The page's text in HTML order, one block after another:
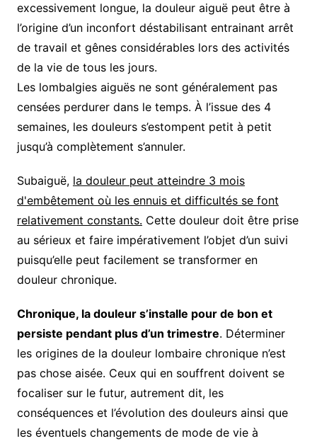
excessivement longue, la douleur aiguë peut être à
l’origine d’un inconfort déstabilisant entrainant arrêt
de travail et gênes considérables lors des activités
de la vie de tous les jours.
Les lombalgies aiguës ne sont généralement pas
censées perdurer dans le temps. À l’issue des 4
semaines, les douleurs s’estompent petit à petit
jusqu’à complètement s’annuler.
Subaiguë, la douleur peut atteindre 3 mois
d'embêtement où les ennuis et difficultés se font
relativement constants. Cette douleur doit être prise
au sérieux et faire impérativement l’objet d’un suivi
puisqu’elle peut facilement se transformer en
douleur chronique.
Chronique, la douleur s’installe pour de bon et
persiste pendant plus d’un trimestre. Déterminer
les origines de la douleur lombaire chronique n’est
pas chose aisée. Ceux qui en souffrent doivent se
focaliser sur le futur, autrement dit, les
conséquences et l’évolution des douleurs ainsi que
les éventuels changements de mode de vie à